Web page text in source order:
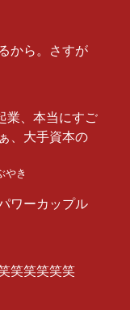
から。さすが
業、本当にすご
、大手資本の
やき
ワーカップル
笑笑笑笑笑